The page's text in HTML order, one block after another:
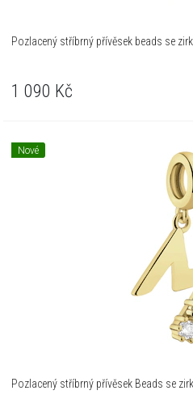
Pozlacený stříbrný přívěsek beads se
1 090 Kč
Nové
Pozlacený stříbrný přívěsek Beads se